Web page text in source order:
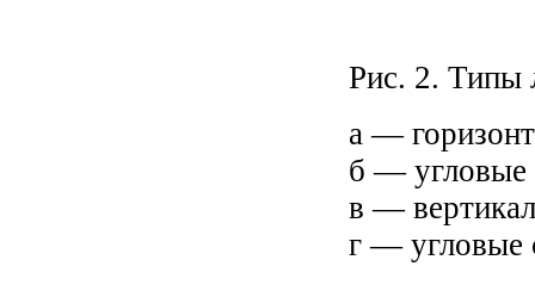
Рис. 2. Типы
а —
б — угловые
в —
г — угловые